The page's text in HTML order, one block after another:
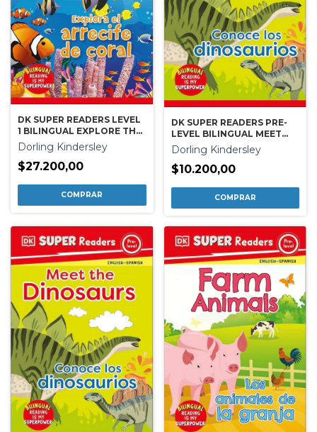
DK SUPER READERS LEVEL
1 BILINGUAL EXPLORE THE
CORAL REEF ¿ EXPLORA EL
ARRECIFE DE CORAL
Dorling Kindersley
$27.200,00
DK SUPER READERS PRE-
LEVEL BILINGUAL MEET
THE DINOSAURS ¿ CONOCE
LOS DINOSAURIOS
Dorling Kindersley
$10.200,00